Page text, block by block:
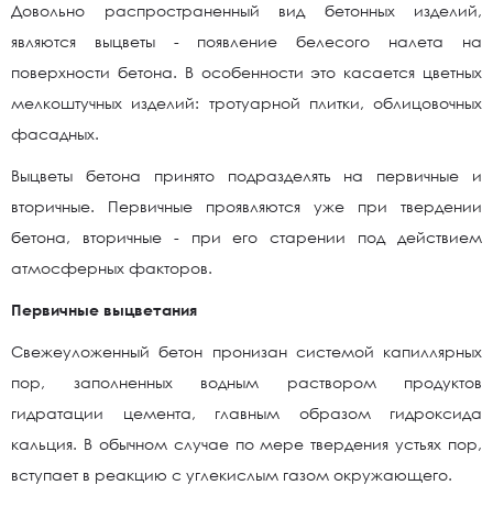
Довольно распространенный вид бетонных изделий,
являются выцветы - появление белесого налета на
поверхности бетона. В особенности это касается цветных
мелкоштучных изделий: тротуарной плитки, облицовочных
фасадных.
Выцветы бетона принято подразделять на первичные и
вторичные. Первичные проявляются уже при твердении
бетона, вторичные - при его старении под действием
атмосферных факторов.
Первичные выцветания
Свежеуложенный бетон пронизан системой капиллярных
пор, заполненных водным раствором продуктов
гидратации цемента, главным образом гидроксида
кальция. В обычном случае по мере твердения устьях пор,
вступает в реакцию с углекислым газом окружающего.